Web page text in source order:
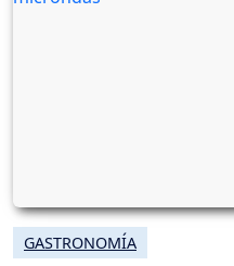
GASTRONOMÍA